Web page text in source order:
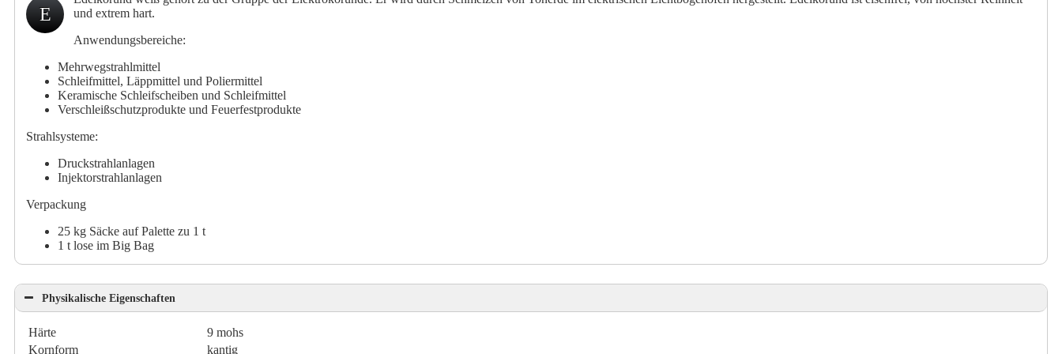
E
und extrem hart.
Anwendungsbereiche:
Mehrwegstrahlmittel
Schleifmittel, Läppmittel und Poliermittel
Keramische Schleifscheiben und Schleifmittel
Verschleißschutzprodukte und Feuerfestprodukte
Strahlsysteme:
Druckstrahlanlagen
Injektorstrahlanlagen
Verpackung
25 kg Säcke auf Palette zu 1 t
1 t lose im Big Bag
Physikalische Eigenschaften
Härte
9 mohs
Kornform
kantig